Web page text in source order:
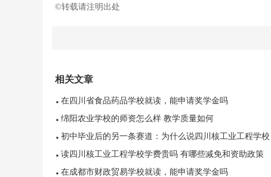
©转载请注明出处
相关文章
在四川省食品药品学校就读，能申请奖学金吗
绵阳农业学校的师资怎么样 教学质量如何
初中毕业后的另一条赛道：为什么说四川核工业工程学校
值得考虑
读四川核工业工程学校学费贵吗 有哪些减免和资助政策
在成都市财政贸易学校就读，能申请奖学金吗